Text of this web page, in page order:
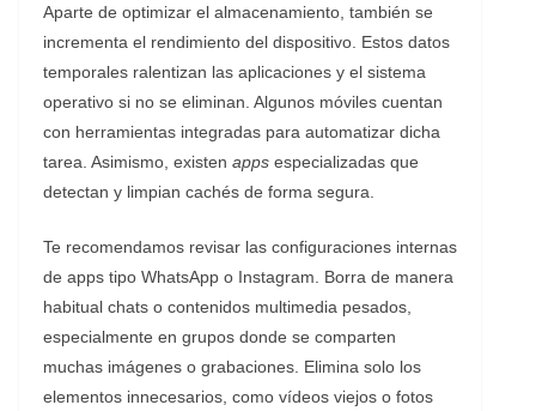
Aparte de optimizar el almacenamiento, también se
incrementa el rendimiento del dispositivo. Estos datos
temporales ralentizan las aplicaciones y el sistema
operativo si no se eliminan. Algunos móviles cuentan
con herramientas integradas para automatizar dicha
tarea. Asimismo, existen apps especializadas que
detectan y limpian cachés de forma segura.
Te recomendamos revisar las configuraciones internas
de apps tipo WhatsApp o Instagram. Borra de manera
habitual chats o contenidos multimedia pesados,
especialmente en grupos donde se comparten
muchas imágenes o grabaciones. Elimina solo los
elementos innecesarios, como vídeos viejos o fotos